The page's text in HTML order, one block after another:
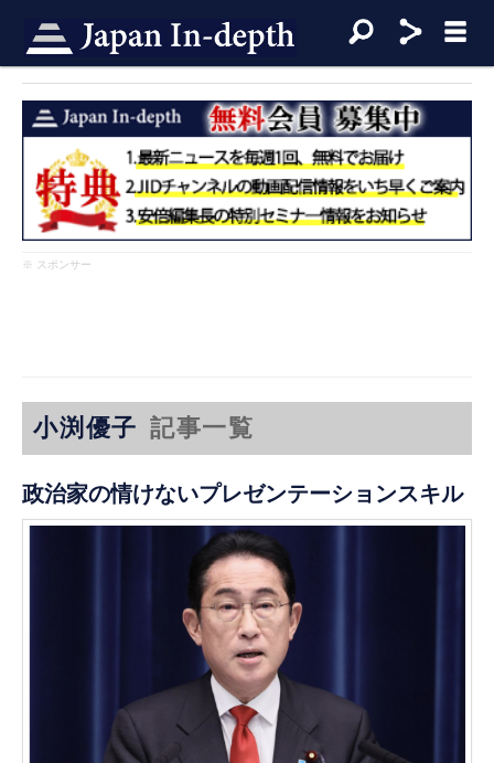
※ スポンサー
小渕優子 記事一覧
政治家の情けないプレゼンテーションスキル